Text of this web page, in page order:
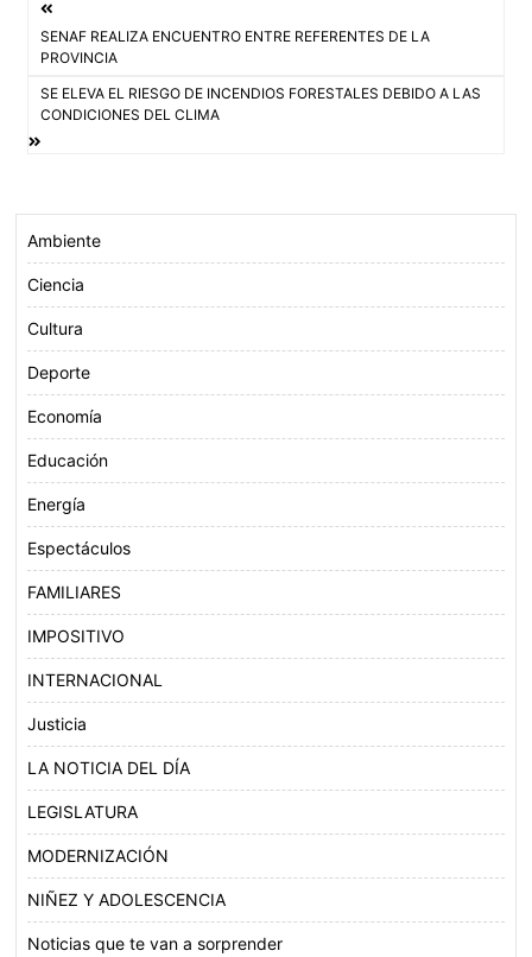
o
k
e
A
p
Navegación
de
entradas
SENAF REALIZA ENCUENTRO ENTRE REFERENTES DE LA
PROVINCIA
SE ELEVA EL RIESGO DE INCENDIOS FORESTALES DEBIDO A LAS
CONDICIONES DEL CLIMA
Ambiente
Ciencia
Cultura
Deporte
Economía
Educación
Energía
Espectáculos
FAMILIARES
IMPOSITIVO
INTERNACIONAL
Justicia
LA NOTICIA DEL DÍA
LEGISLATURA
MODERNIZACIÓN
NIÑEZ Y ADOLESCENCIA
Noticias que te van a sorprender